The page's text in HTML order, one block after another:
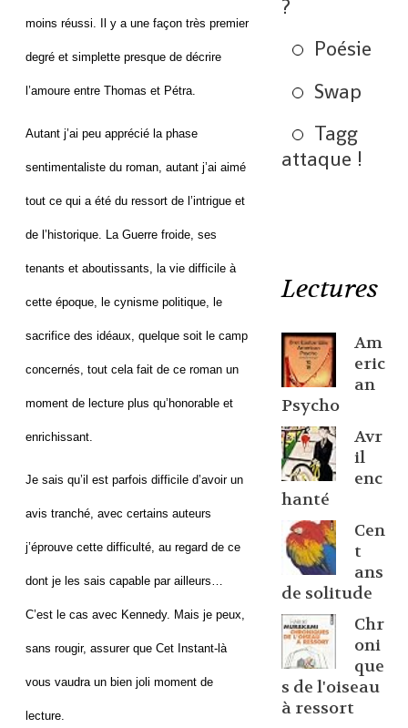
moins réussi. Il y a une façon très premier
degré et simplette presque de décrire
l’amoure entre Thomas et Pétra.
Autant j’ai peu apprécié la phase
sentimentaliste du roman, autant j’ai aimé
tout ce qui a été du ressort de l’intrigue et
de l’historique. La Guerre froide, ses
tenants et aboutissants, la vie difficile à
cette époque, le cynisme politique, le
sacrifice des idéaux, quelque soit le camp
concernés, tout cela fait de ce roman un
moment de lecture plus qu’honorable et
enrichissant.
Je sais qu’il est parfois difficile d’avoir un
avis tranché, avec certains auteurs
j’éprouve cette difficulté, au regard de ce
dont je les sais capable par ailleurs…
C’est le cas avec Kennedy. Mais je peux,
sans rougir, assurer que Cet Instant-là
vous vaudra un bien joli moment de
lecture.
?
Poésie
Swap
Tagg
attaque !
Lectures
Am
eric
an
Psycho
Avr
il
enc
hanté
Cen
t
ans
de solitude
Chr
oni
que
s de l'oiseau
à ressort